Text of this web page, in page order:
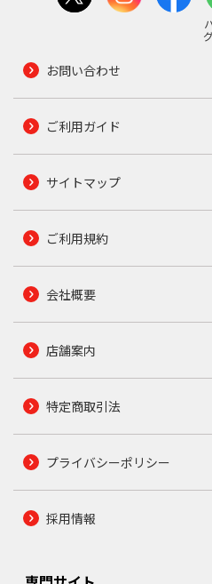
お問い合わせ
ご利用ガイド
サイトマップ
ご利用規約
会社概要
店舗案内
特定商取引法
プライバシーポリシー
採用情報